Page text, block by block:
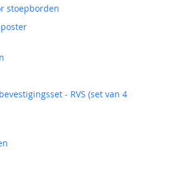
stoepborden
- RVS (set van 4